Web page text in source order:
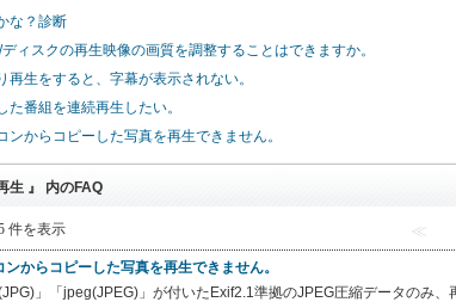
な？診断
ディスクの再生映像の画質を調整することはできますか。
再生をすると、字幕が表示されない。
た番組を連続再生したい。
ンからコピーした写真を再生できません。
生 』 内のFAQ
件を表示 ≪
ンからコピーした写真を再生できません。
」「jpeg(JPEG)」が付いたExif2.1準拠のJPEG圧縮データのみ